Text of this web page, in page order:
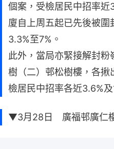
個案，受檢居民中招率
廈自上周五起已先後被
3.3%至7%。
此外，當局亦緊接解封
樹（二）邨松樹樓，各
檢居民中招率各近3.6%及
▼3月28日 廣福邨廣仁